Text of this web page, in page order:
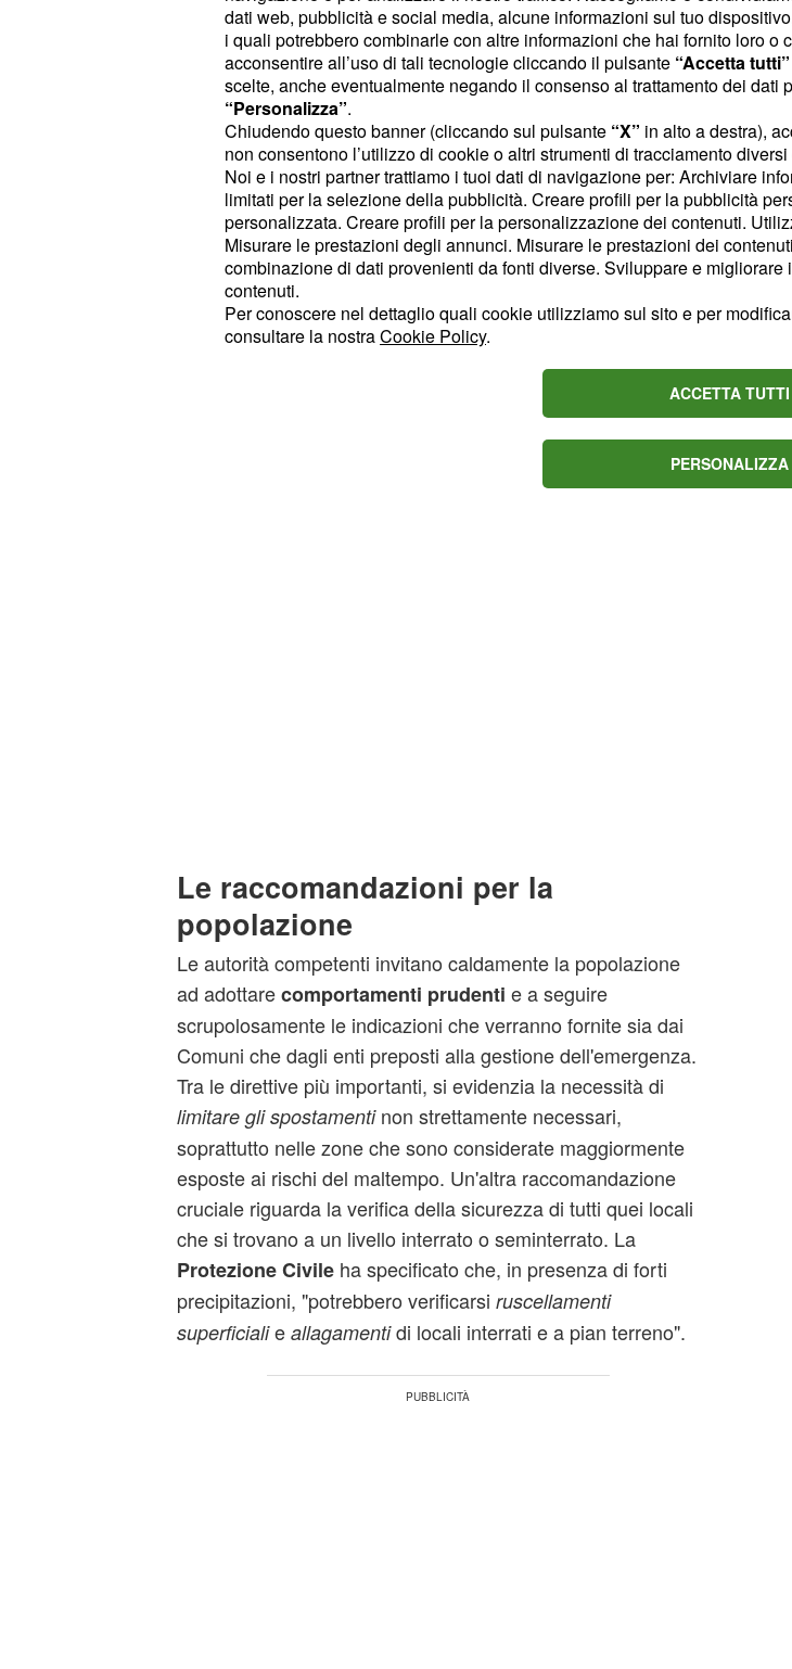
Questi fenomeni meteorologici potrebbero essere
accompagnati da manifestazioni intense qualigrandinate,
scariche difulminieraffiche di ventodi notevole intensità.
Protezione Civileha diramato una raccomandazione di
massima attenzione, in particolare per le aree che sono
state già interessate da piogge significative nei giorni
precedenti. Questo perché sussiste un elevato
idrogeologico, il quale può manifestarsi attraversopossibili
di aree urbane e rurali, un
, che potrebbe
compromettere la viabilità e la sicurezza pubblica.
Le raccomandazioni per la
popolazione
Le autorità competenti invitano caldamente la popolazione
ad adottarecomportamenti prudenti e a seguire
scrupolosamente le indicazioni che verranno fornite sia dai
Comuni che dagli enti preposti alla gestione dell'emergenza.
Tra le direttive più importanti, si evidenzia la necessità di
limitare gli spostamentinon strettamente necessari,
soprattutto nelle zone che sono considerate maggiormente
esposte ai rischi del maltempo. Un'altra raccomandazione
cruciale riguarda la verifica della sicurezza di tutti quei locali
che si trovano a un livello interrato o seminterrato. La
Protezione Civileha specificato che, in presenza di forti
precipitazioni, "potrebbero verificarsi ruscellamenti
superficialie allagamentidi locali interrati e a pian terreno".
dati web, pubblicità e social media, alcune informazioni sul tuo
i quali potrebbero combinarle con altre informazioni che hai fornito loro
acconsentire all’uso di tali tecnologie cliccando il pulsante “Accetta tutti”
scelte, anche eventualmente negando il consenso al trattamento dei
“Personalizza”.
Chiudendo questo banner (cliccando sul pulsante “X” in alto a destra),
non consentono l’utilizzo di cookie o altri strumenti di tracciamento
Noi e i nostri partner trattiamo i tuoi dati di navigazione per: Archiviare
limitati per la selezione della pubblicità. Creare profili per la pubblicità
personalizzata. Creare profili per la personalizzazione dei contenuti.
Misurare le prestazioni degli annunci. Misurare le prestazioni dei
combinazione di dati provenienti da fonti diverse. Sviluppare e
contenuti.
Per conoscere nel dettaglio quali cookie utilizziamo sul sito e per
consultare la nostraCookie Policy.
ACCETTA TUTTI
PERSONALIZZA